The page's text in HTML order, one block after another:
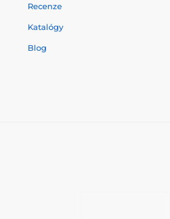
Recenze
Katalógy
Blog